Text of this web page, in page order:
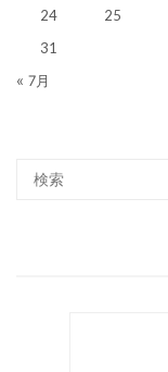
24 25
31
« 7月